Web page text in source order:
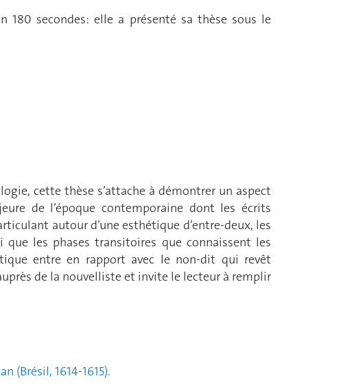
180 secondes: elle a présenté sa thèse sous le
cette thèse s’attache à démontrer un aspect
de l’époque contemporaine dont les écrits
autour d’une esthétique d’entre-deux, les
les phases transitoires que connaissent les
entre en rapport avec le non-dit qui revêt
de la nouvelliste et invite le lecteur à remplir
(Brésil, 1614-1615).